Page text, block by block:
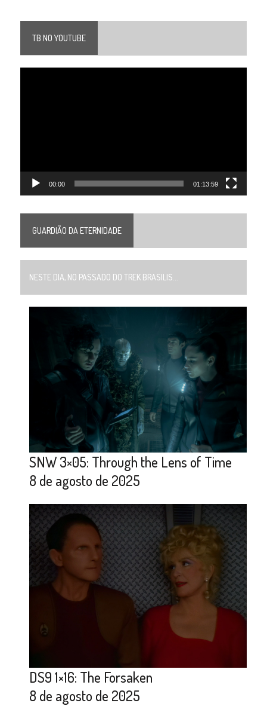
TB NO YOUTUBE
00:00 01:13:59
GUARDIÃO DA ETERNIDADE
NESTE DIA, NO PASSADO DO TREK BRASILIS...
SNW 3×05: Through the Lens of Time
8 de agosto de 2025
DS9 1×16: The Forsaken
8 de agosto de 2025